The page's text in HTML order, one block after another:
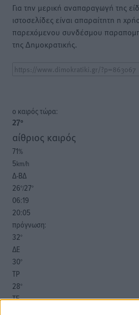
Για την μερική αναπαραγωγή της
ιστοσελίδες είναι απαραίτητη η
παρεχόμενου συνδέσμου
της Δημοκρατικής.
o καιρός τώρα:
27°
αίθριος καιρός
71%
5km/h
Δ-ΒΔ
26°/27°
06:19
20:05
πρόγνωση:
32°
ΔΕ
30°
ΤΡ
28°
ΤΕ